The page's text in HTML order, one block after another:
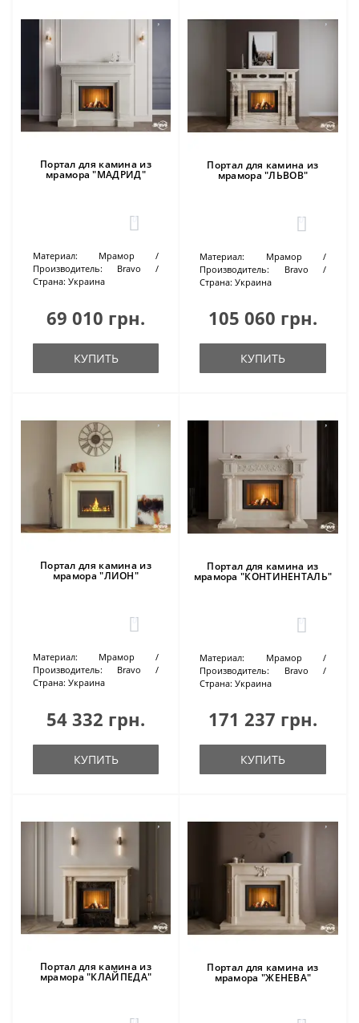
Портал для камина из
мрамора "МАДРИД"
0
Материал:
Мрамор
Производитель:
Bravo
Страна: Украина
69 010 грн.
КУПИТЬ
Портал для камина из
мрамора "ЛЬВОВ"
0
Материал:
Мрамор
Производитель:
Bravo
Страна: Украина
105 060 грн.
КУПИТЬ
Портал для камина из
мрамора "ЛИОН"
0
Материал:
Мрамор
Производитель:
Bravo
Страна: Украина
54 332 грн.
КУПИТЬ
Портал для камина из
мрамора "КОНТИНЕНТАЛЬ"
0
Материал:
Мрамор
Производитель:
Bravo
Страна: Украина
171 237 грн.
КУПИТЬ
Портал для камина из
мрамора "КЛАЙПЕДА"
Портал для камина из
мрамора "ЖЕНЕВА"